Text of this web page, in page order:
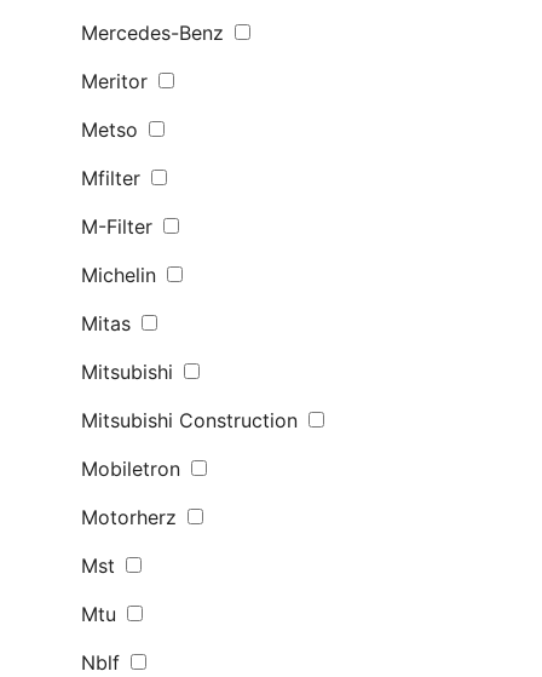
Mercedes-Benz
Meritor
Metso
Mfilter
M-Filter
Michelin
Mitas
Mitsubishi
Mitsubishi Construction
Mobiletron
Motorherz
Mst
Mtu
Nblf